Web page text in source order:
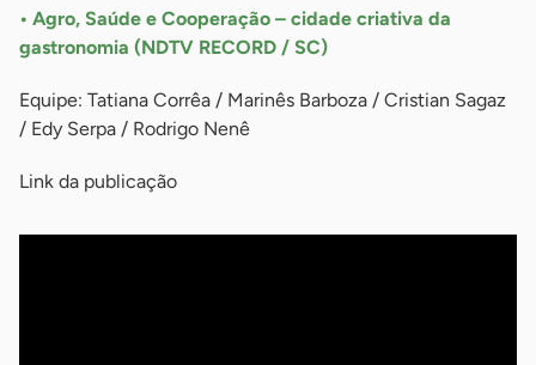
• Agro, Saúde e Cooperação – cidade criativa da
gastronomia (NDTV RECORD / SC)
Equipe: Tatiana Corrêa / Marinês Barboza / Cristian Sagaz
/ Edy Serpa / Rodrigo Nenê
Link da publicação